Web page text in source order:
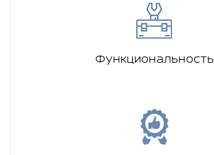
Функциональность